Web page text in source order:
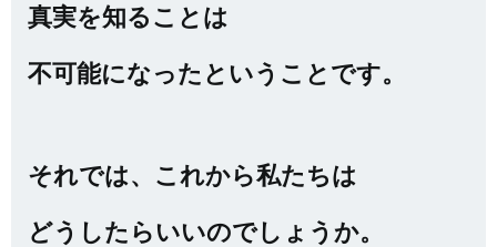
真実を知ることは
不可能になったということです。
それでは、これから私たちは
どうしたらいいのでしょうか。